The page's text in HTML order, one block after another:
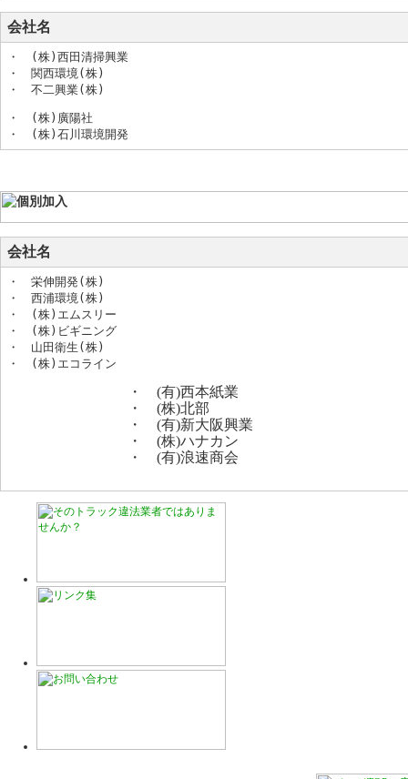
会社名
・　(株)西田清掃興業
・　関西環境(株)
・　不二興業(株)
・　(株)廣陽社
・　(株)石川環境開発
会社名
・　栄伸開発(株)
・　西浦環境(株)
・　(株)エムスリー
・　(株)ビギニング
・　山田衛生(株)
・　(株)エコライン
・ (有)西本紙業
・ (株)北部
・ (有)新大阪興業
・ (株)ハナカン
・ (有)浪速商会